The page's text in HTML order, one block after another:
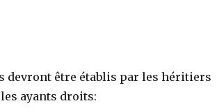
devront être établis par les héritiers
ayants droits: